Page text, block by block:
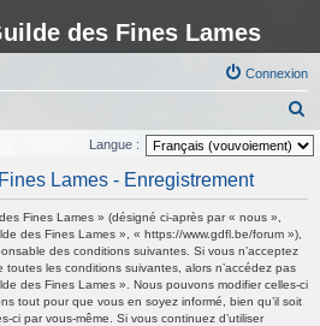
des Fines Lames
Connexion
e
c
Langue :
Lames - Enregistrement
Fines Lames » (désigné ci-après par « nous »,
des Fines Lames », « https://www.gdfl.be/forum »),
des conditions suivantes. Si vous n’acceptez
toutes les conditions suivantes, alors n’accédez pas
des Fines Lames ». Nous pouvons modifier celles-ci
tout pour que vous en soyez informé, bien qu’il soit
ci par vous-même. Si vous continuez d’utiliser